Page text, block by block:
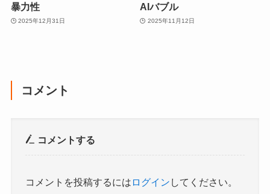
暴力性
2025年12月31日
AIバブル
2025年11月12日
コメント
コメントする
コメントを投稿するには ログイン してください。